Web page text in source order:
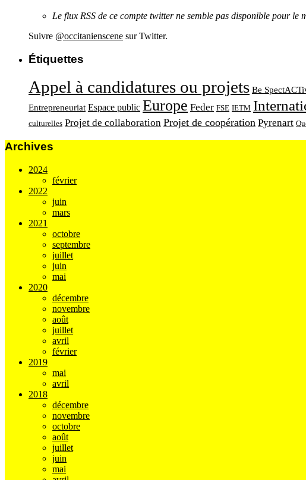
Le flux RSS de ce compte twitter ne semble pas disponible pour le
Suivre @occitanienscene sur Twitter.
Étiquettes
Appel à candidatures ou projets Be
Entrepreneuriat Espace public Europe Feder FSE IETM
culturelles Projet de collaboration Projet de coopération Pyrenart
Archives
2024
février
2022
juin
mars
2021
octobre
septembre
juillet
juin
mai
2020
décembre
novembre
août
juillet
avril
février
2019
mai
avril
2018
décembre
novembre
octobre
août
juillet
juin
mai